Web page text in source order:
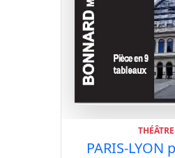
THÉÂTRE
PARIS-LYON